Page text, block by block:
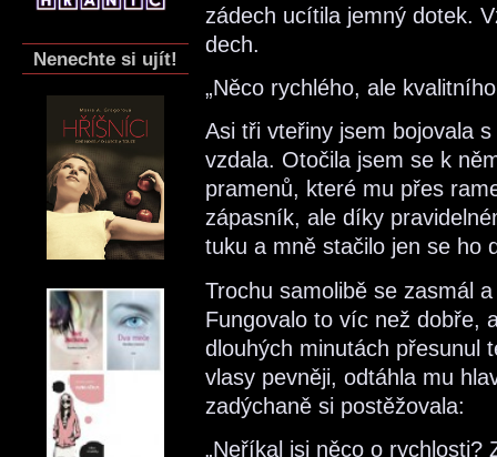
Nenechte si ujít!
zádech ucítila jemný dotek.
dech.
„Něco rychlého, ale
Asi tři vteřiny jsem bojovala
vzdala. Otočila jsem se k
pramenů, které mu přes
zápasník, ale díky
tuku a mně stačilo jen se ho
Trochu samolibě se zasmál
Fungovalo to víc než dobře,
dlouhých minutách přesunul
vlasy pevněji, odtáhla mu
zadýchaně si postěžovala:
„Neříkal jsi něco o rychlosti?